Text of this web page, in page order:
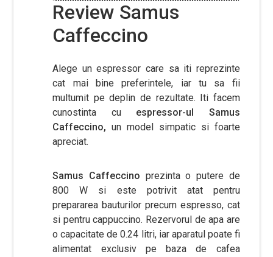
Review Samus
Caffeccino
Alege un espressor care sa iti reprezinte
cat mai bine preferintele, iar tu sa fii
multumit pe deplin de rezultate. Iti facem
cunostinta cu espressor-ul Samus
Caffeccino,un model simpatic si foarte
apreciat.
Samus Caffeccino prezinta o putere de
800 W si este potrivit atat pentru
prepararea bauturilor precum espresso, cat
si pentru cappuccino. Rezervorul de apa are
o capacitate de 0.24 litri, iar aparatul poate fi
alimentat exclusiv pe baza de cafea